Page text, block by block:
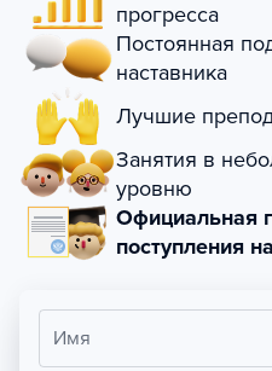
прогресса
Постоянная
наставника
Лучшие
Занятия в
уровню
Официальная
поступления
Имя